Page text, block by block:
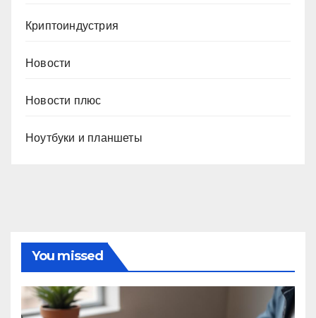
Криптоиндустрия
Новости
Новости плюс
Ноутбуки и планшеты
You missed